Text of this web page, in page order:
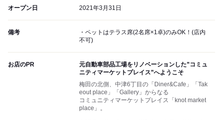
オープン日 2021年3月31日
備考
・ペットはテラス席(2名席×1卓)のみOK！(店内
不可)
お店のPR
元自動車部品工場をリノベーションした”コミュ
ニティマーケットプレイス”へようこそ
梅田の北側、中津6丁目の「Diner&Cafe」「Tak
eout place」「Gallery」からなる
コミュニティマーケットプレイス「knot market
place」。